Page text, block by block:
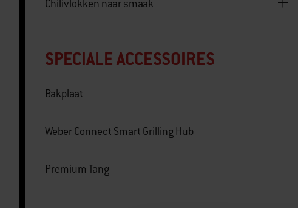
Chilivlokken naar smaak
SPECIALE ACCESSOIRES
Bakplaat
Weber Connect Smart Grilling Hub
Premium Tang